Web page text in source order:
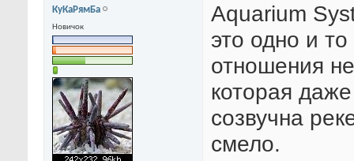
КуКаРямБа
Новичок
Aquarium
это одно и
отношения
которая
созвучна
смело.